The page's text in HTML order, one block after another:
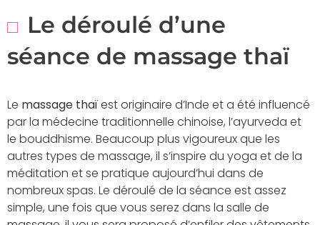
Le déroulé d’une
séance de massage thaï
Le massage thaïest originaire d’Inde et a été influencé
par la médecine traditionnelle chinoise, l’ayurveda et
le bouddhisme. Beaucoup plus vigoureux que les
autres types de massage, il s’inspire du yoga et de la
méditation et se pratique aujourd’hui dans de
nombreux spas. Le déroulé de la séance est assez
simple, une fois que vous serez dans la salle de